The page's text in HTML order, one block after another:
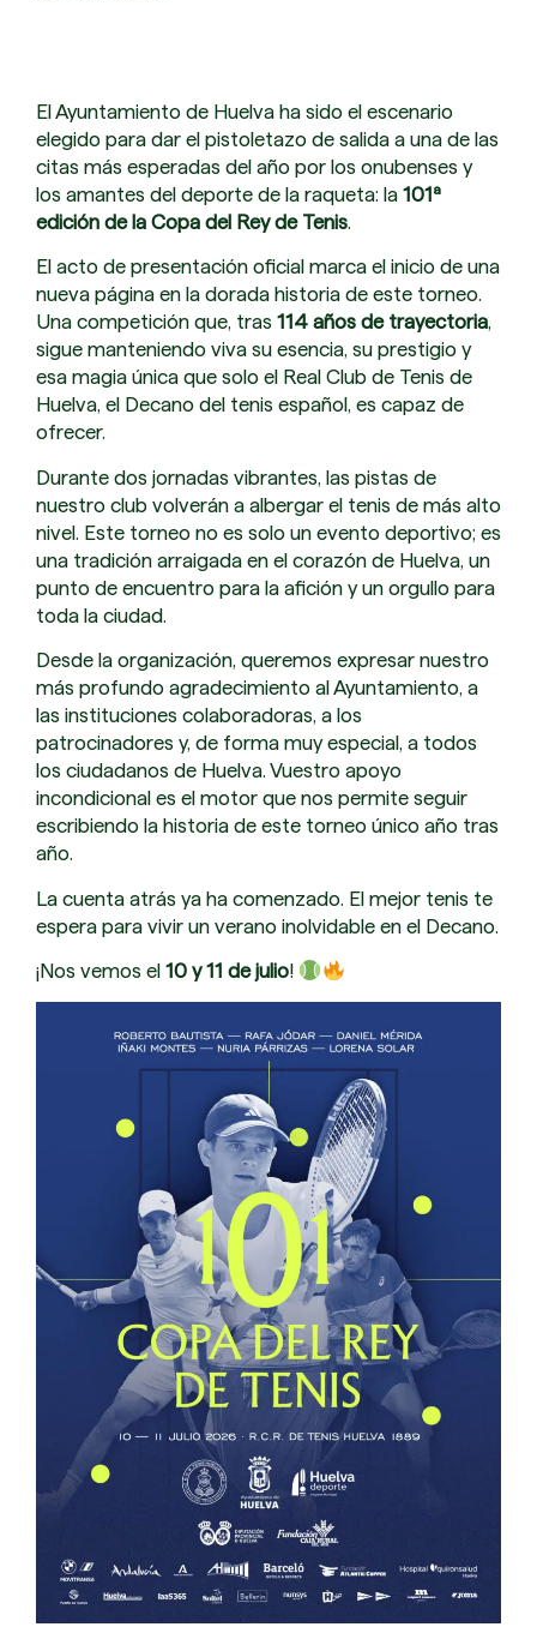
El Ayuntamiento de Huelva ha sido el escenario
elegido para dar el pistoletazo de salida a una de las
citas más esperadas del año por los onubenses y
los amantes del deporte de la raqueta: la 101ª
edición de la Copa del Rey de Tenis.
El acto de presentación oficial marca el inicio de una
nueva página en la dorada historia de este torneo.
Una competición que, tras 114 años de trayectoria,
sigue manteniendo viva su esencia, su prestigio y
esa magia única que solo el Real Club de Tenis de
Huelva, el Decano del tenis español, es capaz de
ofrecer.
Durante dos jornadas vibrantes, las pistas de
nuestro club volverán a albergar el tenis de más alto
nivel. Este torneo no es solo un evento deportivo; es
una tradición arraigada en el corazón de Huelva, un
punto de encuentro para la afición y un orgullo para
toda la ciudad.
Desde la organización, queremos expresar nuestro
más profundo agradecimiento al Ayuntamiento, a
las instituciones colaboradoras, a los
patrocinadores y, de forma muy especial, a todos
los ciudadanos de Huelva. Vuestro apoyo
incondicional es el motor que nos permite seguir
escribiendo la historia de este torneo único año tras
año.
La cuenta atrás ya ha comenzado. El mejor tenis te
espera para vivir un verano inolvidable en el Decano.
¡Nos vemos el 10 y 11 de julio!